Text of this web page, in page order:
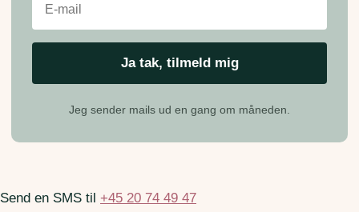
Jeg sender mails ud en gang om måneden.
Send en SMS til +45 20 74 49 47